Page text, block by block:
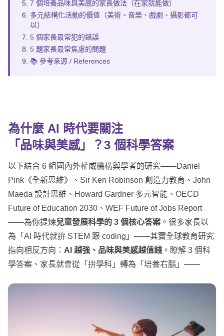
7 個培養品味與美感的家長做法（在家就能做）
多元結構化活動的價值（美術、音樂、戲劇、攝影都可
以）
5 個家長最常犯的錯誤
5 題家長最常焦慮的問題
📚 參考來源 / References
為什麼 AI 時代要關注
「品味與美感」？3 個科學答案
以下結合 6 組國內外權威機構與學者的研究——Daniel
Pink《全新思維》、Sir Ken Robinson 創造力教育、John
Maeda 設計思維、Howard Gardner 多元智能、OECD
Future of Education 2030、WEF Future of Jobs Report
——為你提煉兒童發展科學的 3 個核心答案 。很多家長以
為「AI 時代就拚 STEM 跟 coding」——其實全球教育研究
指向相反方向： AI 越強、品味與美感越值錢 。瞭解 3 個科
學答案、家長就會從「拚學科」轉為「培養右腦」——